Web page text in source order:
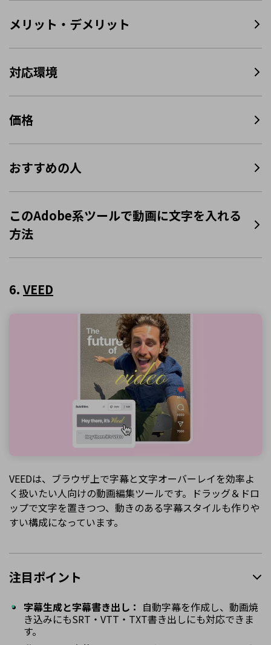
メリット・デメリット
対応環境
価格
おすすめの人
このAdobe系ツールで動画に文字を入れる
方法
6. VEED
VEEDは、ブラウザ上で字幕と文字オーバーレイを効率よ
く扱いたい人向けの動画編集ツールです。ドラッグ＆ドロ
ップで文字を置きつつ、動きのある字幕スタイルも作りや
すい構成になっています。
注目ポイント
字幕生成と字幕書き出し： 自動字幕を作成し、動画焼
き込みにもSRT・VTT・TXT書き出しにも対応できま
す。